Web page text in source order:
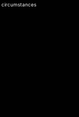
circumstances